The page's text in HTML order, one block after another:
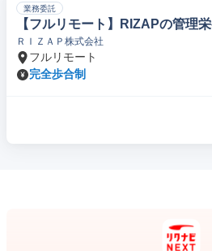
業務委託
【フルリモート】RIZAPの管理
ＲＩＺＡＰ株式会社
フルリモート
完全歩合制